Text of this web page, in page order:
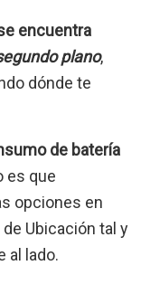
encuentra
plano,
dónde te
de batería
es que
opciones en
Ubicación tal y
al lado.